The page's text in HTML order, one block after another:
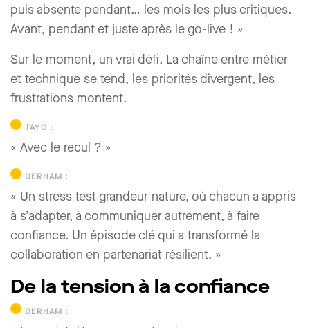
puis absente pendant… les mois les plus critiques.
Avant, pendant et juste après le go-live ! »
Sur le moment, un vrai défi. La chaîne entre métier
et technique se tend, les priorités divergent, les
frustrations montent.
TAYO :
« Avec le recul ? »
DERHAM :
« Un stress test grandeur nature, où chacun a appris
à s’adapter, à communiquer autrement, à faire
confiance. Un épisode clé qui a transformé la
collaboration en partenariat résilient. »
De la tension à la confiance
DERHAM :